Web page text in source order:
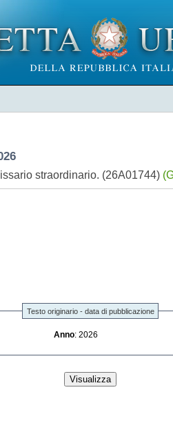
straordinario. (26A01744)
Testo originario - data di pubblicazione
Anno : 2026